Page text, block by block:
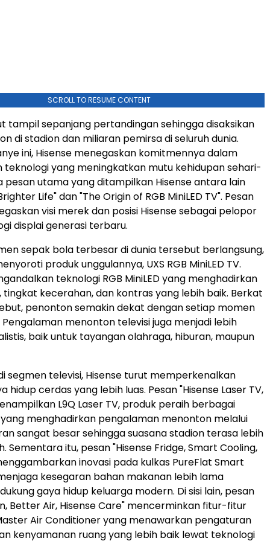
SCROLL TO RESUME CONTENT
tampil sepanjang pertandingan sehingga disaksikan
di stadion dan miliaran pemirsa di seluruh dunia.
ini, Hisense menegaskan komitmennya dalam
teknologi yang meningkatkan mutu kehidupan sehari-
pesan utama yang ditampilkan Hisense antara lain
Life" dan "The Origin of RGB MiniLED TV". Pesan
visi merek dan posisi Hisense sebagai pelopor
displai generasi terbaru.
sepak bola terbesar di dunia tersebut berlangsung,
produk unggulannya, UXS RGB MiniLED TV.
teknologi RGB MiniLED yang menghadirkan
tingkat kecerahan, dan kontras yang lebih baik. Berkat
penonton semakin dekat dengan setiap momen
menonton televisi juga menjadi lebih
baik untuk tayangan olahraga, hiburan, maupun
segmen televisi, Hisense turut memperkenalkan
hidup cerdas yang lebih luas. Pesan "Hisense Laser TV,
L9Q Laser TV, produk peraih berbagai
menghadirkan pengalaman menonton melalui
sangat besar sehingga suasana stadion terasa lebih
Sementara itu, pesan "Hisense Fridge, Smart Cooling,
inovasi pada kulkas PureFlat Smart
kesegaran bahan makanan lebih lama
gaya hidup keluarga modern. Di sisi lain, pesan
Better Air, Hisense Care" mencerminkan fitur-fitur
Air Conditioner yang menawarkan pengaturan
kenyamanan ruang yang lebih baik lewat teknologi